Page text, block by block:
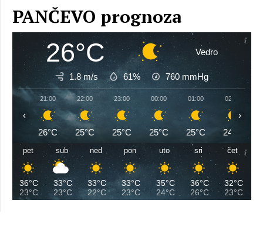
PANČEVO prognoza
26°C Vedro
1.8 m/s 61% 760 mmHg
21:00
26°C
22:00
25°C
23:00
25°C
00:00
25°C
01:00
25°C
02:00
24°C
‹ ›
pet
36°C
23°C
sub
33°C
23°C
ned
33°C
22°C
pon
33°C
23°C
uto
35°C
24°C
sri
36°C
26°C
čet
32°C
23°C